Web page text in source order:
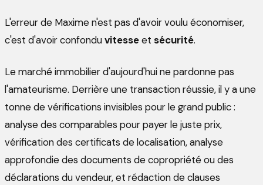
L'erreur de Maxime n'est pas d'avoir voulu économiser,
c'est d'avoir confonduvitesseet sécurité.
Le marché immobilier d'aujourd'hui ne pardonne pas
l'amateurisme. Derrière une transaction réussie, il y a une
tonne de vérifications invisibles pour le grand public :
analyse des comparables pour payer le juste prix,
vérification des certificats de localisation, analyse
approfondie des documents de copropriété ou des
déclarations du vendeur, et rédaction de clauses